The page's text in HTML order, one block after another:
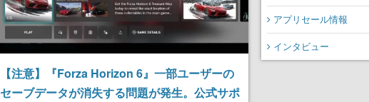
【注意】『Forza Horizon 6』一部ユーザーの
セーブデータが消失する問題が発生。公式サポ
アプリセール情報
インタビュー